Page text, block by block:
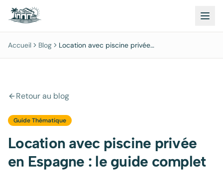
Accueil Blog
Location avec piscine privée
Retour au blog
Guide Thématique
Location avec piscine privée
en Espagne : le guide complet